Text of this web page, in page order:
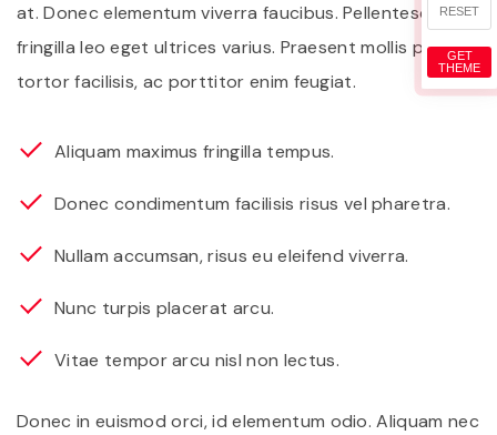
at. Donec elementum viverra faucibus. Pellentesque
fringilla leo eget ultrices varius. Praesent mollis purus in
tortor facilisis, ac porttitor enim feugiat.
Aliquam maximus fringilla tempus.
Donec condimentum facilisis risus vel pharetra.
Nullam accumsan, risus eu eleifend viverra.
Nunc turpis placerat arcu.
Vitae tempor arcu nisl non lectus.
Donec in euismod orci, id elementum odio. Aliquam nec
RESET
GET
THEME